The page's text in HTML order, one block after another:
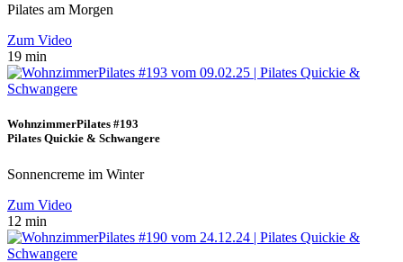
Pilates am Morgen
Zum Video
19 min
WohnzimmerPilates #193
Pilates Quickie & Schwangere
Sonnencreme im Winter
Zum Video
12 min